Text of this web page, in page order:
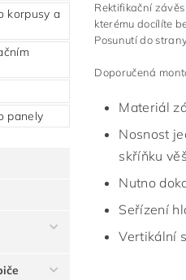
korpusy a
panely
Rektifikační
kterému docílíte
Posunutí do
Doporučená
Materiál
Nosnost
skříňku
Nutno
Seřízení
Vertikální